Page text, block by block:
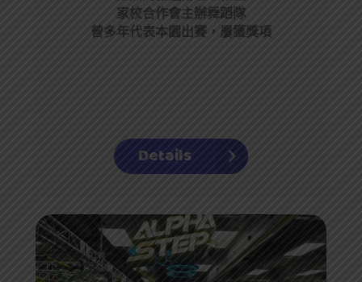
家校合作會主辦舞蹈隊
曾多年代表本園出賽，屢獲獎項
Details